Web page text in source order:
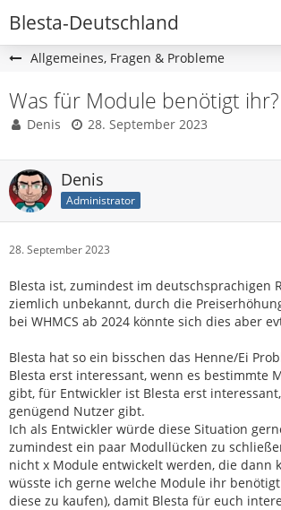
Blesta-Deutschland
Allgemeines, Fragen & Probleme
Was für Module benötigt ihr?
Denis 28. September 2023
Denis
Administrator
28. September 2023
Blesta ist, zumindest im deutschsprachigen
ziemlich unbekannt, durch die
bei WHMCS ab 2024 könnte sich dies aber
Blesta hat so ein bisschen das Henne/Ei
Blesta erst interessant, wenn es bestimmte
gibt, für Entwickler ist Blesta erst
genügend Nutzer gibt.
Ich als Entwickler würde diese Situation
zumindest ein paar Modullücken zu
nicht x Module entwickelt werden, die dann
wüsste ich gerne welche Module ihr
diese zu kaufen), damit Blesta für euch